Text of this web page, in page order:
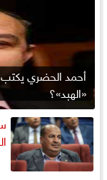
أحمد الحضري يكتب
«الهبد»؟